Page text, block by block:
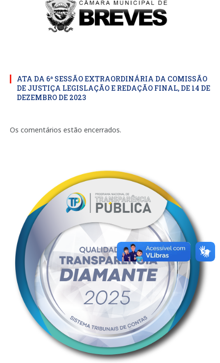
ATA DA 6ª SESSÃO EXTRAORDINÁRIA DA COMISSÃO
DE JUSTIÇA LEGISLAÇÃO E REDAÇÃO FINAL, DE 14 DE
DEZEMBRO DE 2023
Os comentários estão encerrados.